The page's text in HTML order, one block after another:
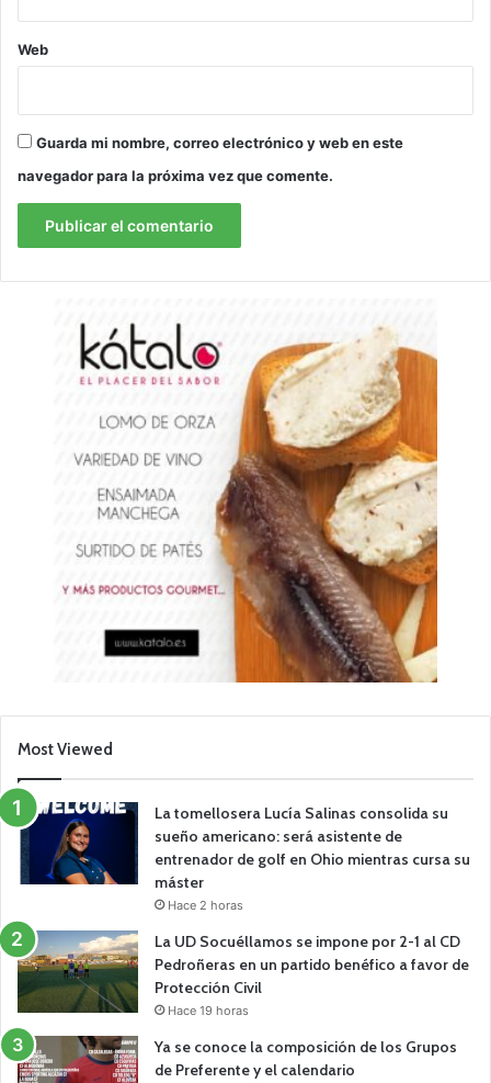
Web
Guarda mi nombre, correo electrónico y web en este
navegador para la próxima vez que comente.
Most Viewed
La tomellosera Lucía Salinas consolida su
sueño americano: será asistente de
entrenador de golf en Ohio mientras cursa su
máster
Hace 2 horas
La UD Socuéllamos se impone por 2-1 al CD
Pedroñeras en un partido benéfico a favor de
Protección Civil
Hace 19 horas
Ya se conoce la composición de los Grupos
de Preferente y el calendario